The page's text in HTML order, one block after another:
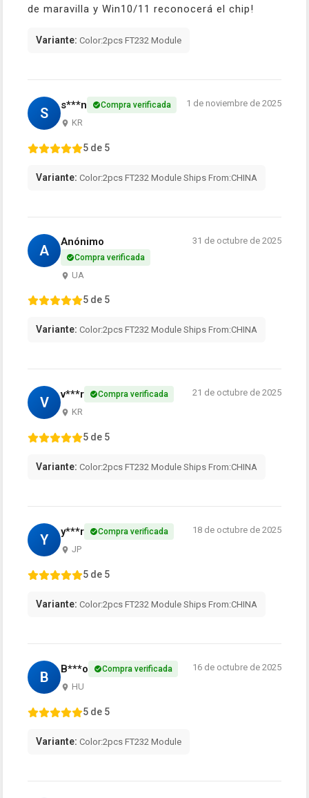
de maravilla y Win10/11 reconocerá el chip!
Variante: Color:2pcs FT232 Module
S s***n Compra verificada
KR
1 de noviembre de 2025
5 de 5
Variante: Color:2pcs FT232 Module Ships From:CHINA
A
Anónimo
Compra verificada
UA
31 de octubre de 2025
5 de 5
Variante: Color:2pcs FT232 Module Ships From:CHINA
V v***r Compra verificada
KR
21 de octubre de 2025
5 de 5
Variante: Color:2pcs FT232 Module Ships From:CHINA
Y y***r Compra verificada
JP
18 de octubre de 2025
5 de 5
Variante: Color:2pcs FT232 Module Ships From:CHINA
B B***o Compra verificada
HU
16 de octubre de 2025
5 de 5
Variante: Color:2pcs FT232 Module